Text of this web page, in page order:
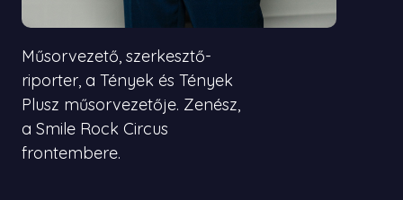
Műsorvezető, szerkesztő-
riporter, a Tények és Tények
Plusz műsorvezetője. Zenész,
a Smile Rock Circus
frontembere.